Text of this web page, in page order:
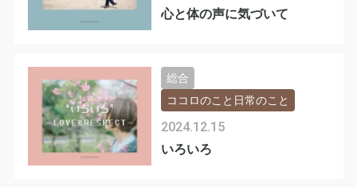
心と体の声に気づいて
いろいろ
2024.12.15
総合
ココロのこと日常のこと